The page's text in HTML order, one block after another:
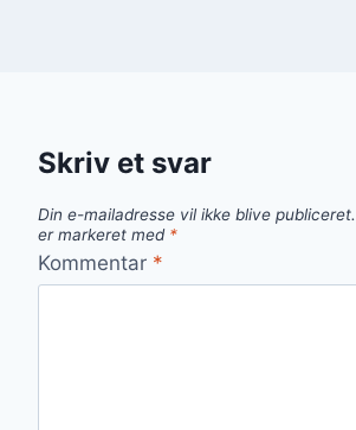
Skriv et svar
Din e-mailadresse vil ikke blive publiceret.
er markeret med *
Kommentar *